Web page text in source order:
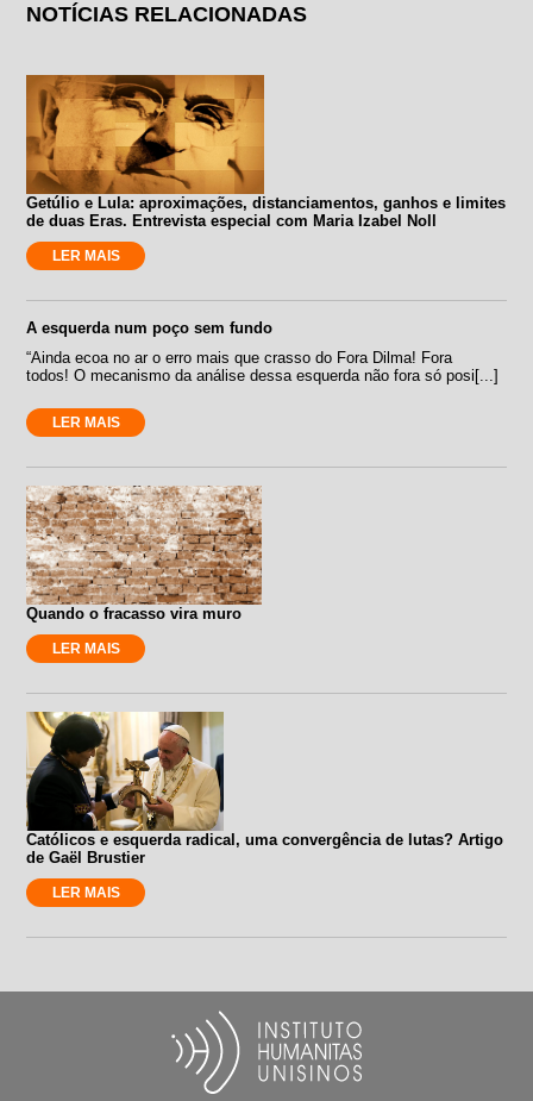
NOTÍCIAS RELACIONADAS
Getúlio e Lula: aproximações, distanciamentos, ganhos e limites
de duas Eras. Entrevista especial com Maria Izabel Noll
LER MAIS
A esquerda num poço sem fundo
“Ainda ecoa no ar o erro mais que crasso do Fora Dilma! Fora
todos! O mecanismo da análise dessa esquerda não fora só posi[...]
LER MAIS
Quando o fracasso vira muro
LER MAIS
Católicos e esquerda radical, uma convergência de lutas? Artigo
de Gaël Brustier
LER MAIS